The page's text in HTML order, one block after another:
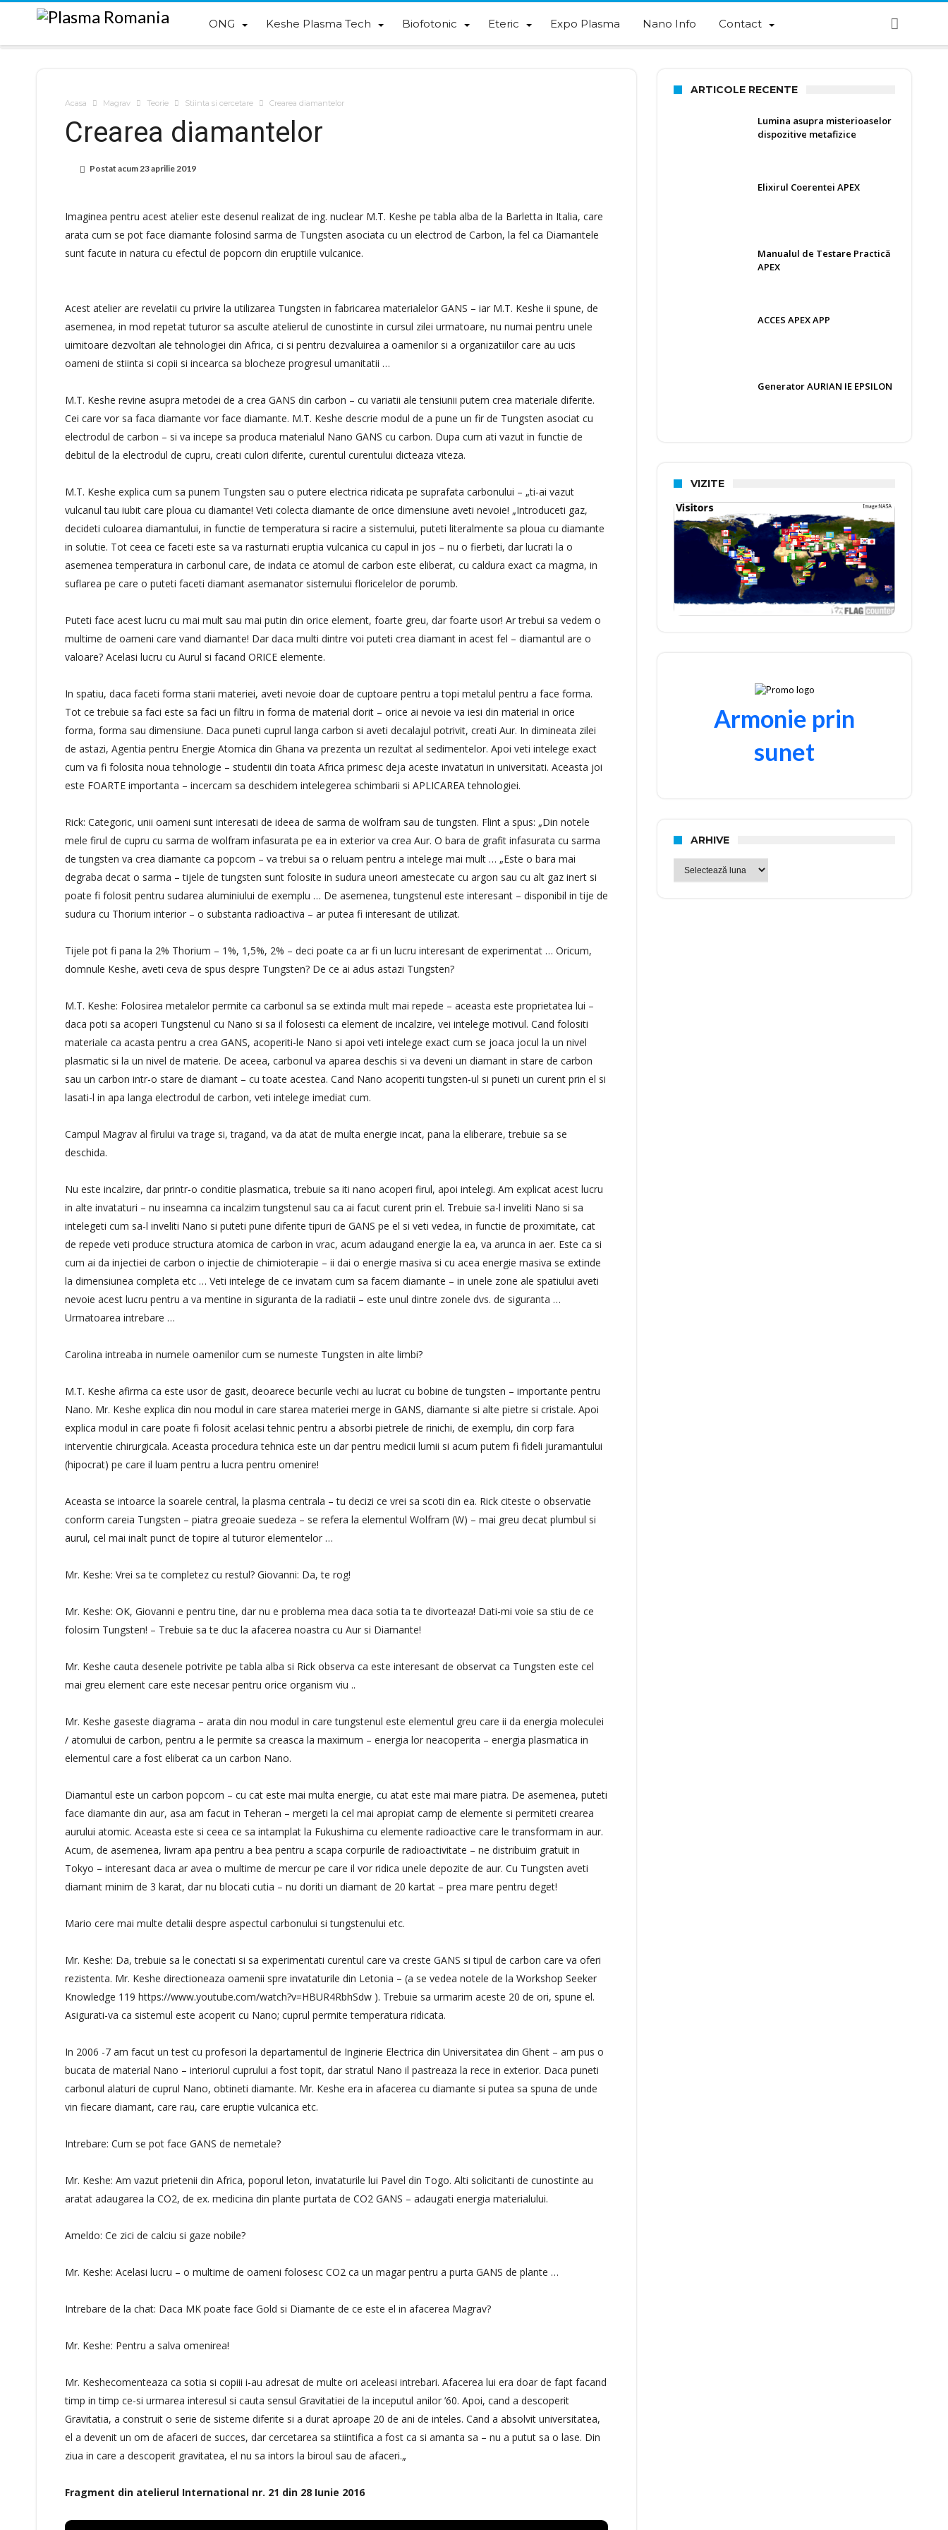
ONG Keshe Plasma Tech Biofotonic Eteric Expo Plasma Nano Info Contact
Acasa Magrav Teorie Stiinta si cercetare Crearea diamantelor
Crearea diamantelor
Postat acum23 aprilie 2019
Imaginea pentru acest atelier este desenul realizat de ing. nuclear M.T. Keshe pe tabla alba de la Barletta in Italia, care
arata cum se pot face diamante folosind sarma de Tungsten asociata cu un electrod de Carbon, la fel ca Diamantele
sunt facute in natura cu efectul de popcorn din eruptiile vulcanice.
Acest atelier are revelatii cu privire la utilizarea Tungsten in fabricarea materialelor GANS – iar M.T. Keshe ii spune, de
asemenea, in mod repetat tuturor sa asculte atelierul de cunostinte in cursul zilei urmatoare, nu numai pentru unele
uimitoare dezvoltari ale tehnologiei din Africa, ci si pentru dezvaluirea a oamenilor si a organizatiilor care au ucis
oameni de stiinta si copii si incearca sa blocheze progresul umanitatii …
M.T. Keshe revine asupra metodei de a crea GANS din carbon – cu variatii ale tensiunii putem crea materiale diferite.
Cei care vor sa faca diamante vor face diamante. M.T. Keshe descrie modul de a pune un fir de Tungsten asociat cu
electrodul de carbon – si va incepe sa produca materialul Nano GANS cu carbon. Dupa cum ati vazut in functie de
debitul de la electrodul de cupru, creati culori diferite, curentul curentului dicteaza viteza.
M.T. Keshe explica cum sa punem Tungsten sau o putere electrica ridicata pe suprafata carbonului – „ti-ai vazut
vulcanul tau iubit care ploua cu diamante! Veti colecta diamante de orice dimensiune aveti nevoie! „Introduceti gaz,
decideti culoarea diamantului, in functie de temperatura si racire a sistemului, puteti literalmente sa ploua cu diamante
in solutie. Tot ceea ce faceti este sa va rasturnati eruptia vulcanica cu capul in jos – nu o fierbeti, dar lucrati la o
asemenea temperatura in carbonul care, de indata ce atomul de carbon este eliberat, cu caldura exact ca magma, in
suflarea pe care o puteti faceti diamant asemanator sistemului floricelelor de porumb.
Puteti face acest lucru cu mai mult sau mai putin din orice element, foarte greu, dar foarte usor! Ar trebui sa vedem o
multime de oameni care vand diamante! Dar daca multi dintre voi puteti crea diamant in acest fel – diamantul are o
valoare? Acelasi lucru cu Aurul si facand ORICE elemente.
In spatiu, daca faceti forma starii materiei, aveti nevoie doar de cuptoare pentru a topi metalul pentru a face forma.
Tot ce trebuie sa faci este sa faci un filtru in forma de material dorit – orice ai nevoie va iesi din material in orice
forma, forma sau dimensiune. Daca puneti cuprul langa carbon si aveti decalajul potrivit, creati Aur. In dimineata zilei
de astazi, Agentia pentru Energie Atomica din Ghana va prezenta un rezultat al sedimentelor. Apoi veti intelege exact
cum va fi folosita noua tehnologie – studentii din toata Africa primesc deja aceste invataturi in universitati. Aceasta joi
este FOARTE importanta – incercam sa deschidem intelegerea schimbarii si APLICAREA tehnologiei.
Rick: Categoric, unii oameni sunt interesati de ideea de sarma de wolfram sau de tungsten. Flint a spus: „Din notele
mele firul de cupru cu sarma de wolfram infasurata pe ea in exterior va crea Aur. O bara de grafit infasurata cu sarma
de tungsten va crea diamante ca popcorn – va trebui sa o reluam pentru a intelege mai mult … „Este o bara mai
degraba decat o sarma – tijele de tungsten sunt folosite in sudura uneori amestecate cu argon sau cu alt gaz inert si
poate fi folosit pentru sudarea aluminiului de exemplu … De asemenea, tungstenul este interesant – disponibil in tije de
sudura cu Thorium interior – o substanta radioactiva – ar putea fi interesant de utilizat.
Tijele pot fi pana la 2% Thorium – 1%, 1,5%, 2% – deci poate ca ar fi un lucru interesant de experimentat … Oricum,
domnule Keshe, aveti ceva de spus despre Tungsten? De ce ai adus astazi Tungsten?
M.T. Keshe: Folosirea metalelor permite ca carbonul sa se extinda mult mai repede – aceasta este proprietatea lui –
daca poti sa acoperi Tungstenul cu Nano si sa il folosesti ca element de incalzire, vei intelege motivul. Cand folositi
materiale ca acasta pentru a crea GANS, acoperiti-le Nano si apoi veti intelege exact cum se joaca jocul la un nivel
plasmatic si la un nivel de materie. De aceea, carbonul va aparea deschis si va deveni un diamant in stare de carbon
sau un carbon intr-o stare de diamant – cu toate acestea. Cand Nano acoperiti tungsten-ul si puneti un curent prin el si
lasati-l in apa langa electrodul de carbon, veti intelege imediat cum.
Campul Magrav al firului va trage si, tragand, va da atat de multa energie incat, pana la eliberare, trebuie sa se
deschida.
Nu este incalzire, dar printr-o conditie plasmatica, trebuie sa iti nano acoperi firul, apoi intelegi. Am explicat acest lucru
in alte invataturi – nu inseamna ca incalzim tungstenul sau ca ai facut curent prin el. Trebuie sa-l inveliti Nano si sa
intelegeti cum sa-l inveliti Nano si puteti pune diferite tipuri de GANS pe el si veti vedea, in functie de proximitate, cat
de repede veti produce structura atomica de carbon in vrac, acum adaugand energie la ea, va arunca in aer. Este ca si
cum ai da injectiei de carbon o injectie de chimioterapie – ii dai o energie masiva si cu acea energie masiva se extinde
la dimensiunea completa etc … Veti intelege de ce invatam cum sa facem diamante – in unele zone ale spatiului aveti
nevoie acest lucru pentru a va mentine in siguranta de la radiatii – este unul dintre zonele dvs. de siguranta …
Urmatoarea intrebare …
Carolina intreaba in numele oamenilor cum se numeste Tungsten in alte limbi?
M.T. Keshe afirma ca este usor de gasit, deoarece becurile vechi au lucrat cu bobine de tungsten – importante pentru
Nano. Mr. Keshe explica din nou modul in care starea materiei merge in GANS, diamante si alte pietre si cristale. Apoi
explica modul in care poate fi folosit acelasi tehnic pentru a absorbi pietrele de rinichi, de exemplu, din corp fara
interventie chirurgicala. Aceasta procedura tehnica este un dar pentru medicii lumii si acum putem fi fideli juramantului
(hipocrat) pe care il luam pentru a lucra pentru omenire!
Aceasta se intoarce la soarele central, la plasma centrala – tu decizi ce vrei sa scoti din ea. Rick citeste o observatie
conform careia Tungsten – piatra greoaie suedeza – se refera la elementul Wolfram (W) – mai greu decat plumbul si
aurul, cel mai inalt punct de topire al tuturor elementelor …
Mr. Keshe: Vrei sa te completez cu restul? Giovanni: Da, te rog!
Mr. Keshe: OK, Giovanni e pentru tine, dar nu e problema mea daca sotia ta te divorteaza! Dati-mi voie sa stiu de ce
folosim Tungsten! – Trebuie sa te duc la afacerea noastra cu Aur si Diamante!
Mr. Keshe cauta desenele potrivite pe tabla alba si Rick observa ca este interesant de observat ca Tungsten este cel
mai greu element care este necesar pentru orice organism viu ..
Mr. Keshe gaseste diagrama – arata din nou modul in care tungstenul este elementul greu care ii da energia moleculei
/ atomului de carbon, pentru a le permite sa creasca la maximum – energia lor neacoperita – energia plasmatica in
elementul care a fost eliberat ca un carbon Nano.
Diamantul este un carbon popcorn – cu cat este mai multa energie, cu atat este mai mare piatra. De asemenea, puteti
face diamante din aur, asa am facut in Teheran – mergeti la cel mai apropiat camp de elemente si permiteti crearea
aurului atomic. Aceasta este si ceea ce sa intamplat la Fukushima cu elemente radioactive care le transformam in aur.
Acum, de asemenea, livram apa pentru a bea pentru a scapa corpurile de radioactivitate – ne distribuim gratuit in
Tokyo – interesant daca ar avea o multime de mercur pe care il vor ridica unele depozite de aur. Cu Tungsten aveti
diamant minim de 3 karat, dar nu blocati cutia – nu doriti un diamant de 20 kartat – prea mare pentru deget!
Mario cere mai multe detalii despre aspectul carbonului si tungstenului etc.
Mr. Keshe: Da, trebuie sa le conectati si sa experimentati curentul care va creste GANS si tipul de carbon care va oferi
rezistenta. Mr. Keshe directioneaza oamenii spre invataturile din Letonia – (a se vedea notele de la Workshop Seeker
Knowledge 119 https://www.youtube.com/watch?v=HBUR4RbhSdw ). Trebuie sa urmarim aceste 20 de ori, spune el.
Asigurati-va ca sistemul este acoperit cu Nano; cuprul permite temperatura ridicata.
In 2006 -7 am facut un test cu profesori la departamentul de Inginerie Electrica din Universitatea din Ghent – am pus o
bucata de material Nano – interiorul cuprului a fost topit, dar stratul Nano il pastreaza la rece in exterior. Daca puneti
carbonul alaturi de cuprul Nano, obtineti diamante. Mr. Keshe era in afacerea cu diamante si putea sa spuna de unde
vin fiecare diamant, care rau, care eruptie vulcanica etc.
Intrebare: Cum se pot face GANS de nemetale?
Mr. Keshe: Am vazut prietenii din Africa, poporul leton, invataturile lui Pavel din Togo. Alti solicitanti de cunostinte au
aratat adaugarea la CO2, de ex. medicina din plante purtata de CO2 GANS – adaugati energia materialului.
Ameldo: Ce zici de calciu si gaze nobile?
Mr. Keshe: Acelasi lucru – o multime de oameni folosesc CO2 ca un magar pentru a purta GANS de plante …
Intrebare de la chat: Daca MK poate face Gold si Diamante de ce este el in afacerea Magrav?
Mr. Keshe: Pentru a salva omenirea!
Mr. Keshecomenteaza ca sotia si copiii i-au adresat de multe ori aceleasi intrebari. Afacerea lui era doar de fapt facand
timp in timp ce-si urmarea interesul si cauta sensul Gravitatiei de la inceputul anilor ’60. Apoi, cand a descoperit
Gravitatia, a construit o serie de sisteme diferite si a durat aproape 20 de ani de inteles. Cand a absolvit universitatea,
el a devenit un om de afaceri de succes, dar cercetarea sa stiintifica a fost ca si amanta sa – nu a putut sa o lase. Din
ziua in care a descoperit gravitatea, el nu sa intors la biroul sau de afaceri.„
Fragment din atelierul International nr. 21 din 28 Iunie 2016
ARTICOLE RECENTE
Lumina asupra misterioaselor
dispozitive metafizice
Elixirul Coerentei APEX
Manualul de Testare Practică
APEX
ACCES APEX APP
Generator AURIAN IE EPSILON
VIZITE
Armonie prin
sunet
ARHIVE